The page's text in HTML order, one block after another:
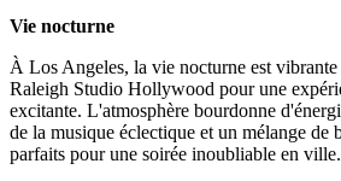
Vie nocturne
À Los Angeles, la vie nocturne est
Raleigh Studio Hollywood pour une
excitante. L'atmosphère bourdonne
de la musique éclectique et un mélange de
parfaits pour une soirée inoubliable en ville.